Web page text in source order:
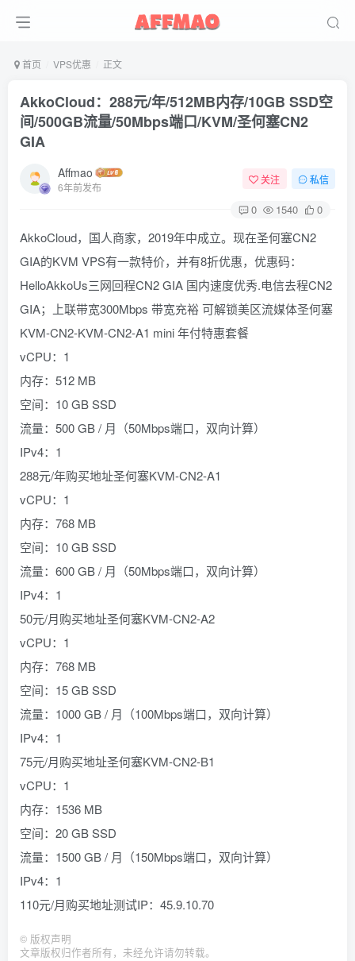
首页 VPS优惠 正文
AkkoCloud：288元/年/512MB内存/10GB SSD空
间/500GB流量/50Mbps端口/KVM/圣何塞CN2
GIA
Affmao
6年前发布
关注 私信
0 1540 0
AkkoCloud，国人商家，2019年中成立。现在圣何塞CN2
GIA的KVM VPS有一款特价，并有8折优惠，优惠码：
HelloAkkoUs三网回程CN2 GIA 国内速度优秀.电信去程CN2
GIA；上联带宽300Mbps 带宽充裕 可解锁美区流媒体圣何塞
KVM-CN2-KVM-CN2-A1 mini 年付特惠套餐
vCPU：1
内存：512 MB
空间：10 GB SSD
流量：500 GB / 月（50Mbps端口，双向计算）
IPv4：1
288元/年购买地址圣何塞KVM-CN2-A1
vCPU：1
内存：768 MB
空间：10 GB SSD
流量：600 GB / 月（50Mbps端口，双向计算）
IPv4：1
50元/月购买地址圣何塞KVM-CN2-A2
vCPU：1
内存：768 MB
空间：15 GB SSD
流量：1000 GB / 月（100Mbps端口，双向计算）
IPv4：1
75元/月购买地址圣何塞KVM-CN2-B1
vCPU：1
内存：1536 MB
空间：20 GB SSD
流量：1500 GB / 月（150Mbps端口，双向计算）
IPv4：1
110元/月购买地址测试IP：45.9.10.70
© 版权声明
文章版权归作者所有，未经允许请勿转载。